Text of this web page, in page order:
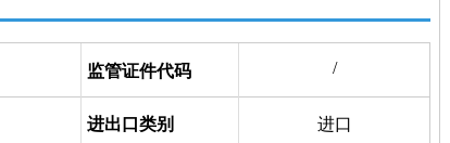
/
进出口类别
监管证件代码
进口